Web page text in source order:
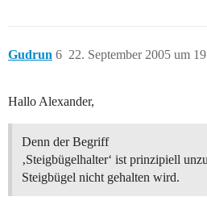
Gudrun 22. September 2005 um
6
Hallo Alexander,
Denn der Begriff
‚Steigbügelhalter‘ ist prinzipiell
Steigbügel nicht gehalten wird.